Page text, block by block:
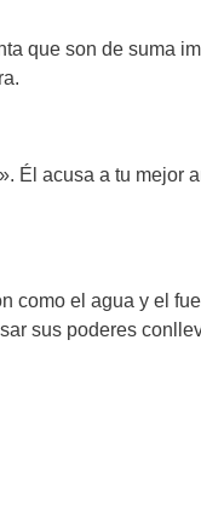
que son de suma
Él acusa a tu mejor
como el agua y el
sus poderes